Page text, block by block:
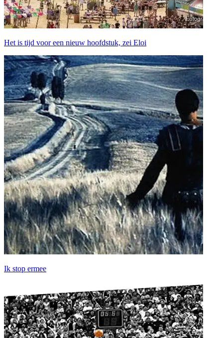
Het is tijd voor een nieuw hoofdstuk, zei Eloi
Ik stop ermee